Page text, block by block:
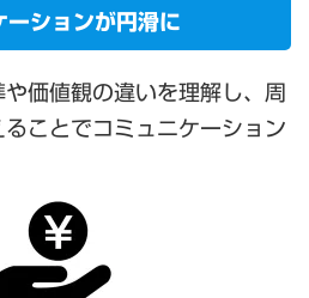
ーションが円滑に
価値観の違いを理解し、周
ことでコミュニケーション